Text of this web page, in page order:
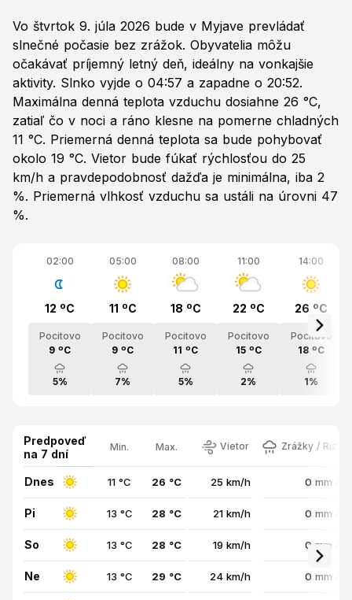
Vo štvrtok 9. júla 2026 bude v Myjave prevládať
slnečné počasie bez zrážok. Obyvatelia môžu
očakávať príjemný letný deň, ideálny na vonkajšie
aktivity. Slnko vyjde o 04:57 a zapadne o 20:52.
Maximálna denná teplota vzduchu dosiahne 26 °C,
zatiaľ čo v noci a ráno klesne na pomerne chladných
11 °C. Priemerná denná teplota sa bude pohybovať
okolo 19 °C. Vietor bude fúkať rýchlosťou do 25
km/h a pravdepodobnosť dažďa je minimálna, iba 2
%. Priemerná vlhkosť vzduchu sa ustáli na úrovni 47
%.
02:00
12 ºC
Pocitovo
9 ºC
5%
05:00
11 ºC
Pocitovo
9 ºC
7%
08:00
18 ºC
Pocitovo
11 ºC
5%
11:00
22 ºC
Pocitovo
15 ºC
2%
14:00
26 ºC
Pocitovo
18 ºC
1%
Predpoveď
na 7 dní
Min. Max. Vietor Zrážky /
Dnes 11 °C 26 °C 25 km/h 0 mm /
Pi 13 °C 28 °C 21 km/h 0 mm /
So 13 °C 28 °C 19 km/h 0 mm /
Ne 13 °C 29 °C 24 km/h 0 mm /